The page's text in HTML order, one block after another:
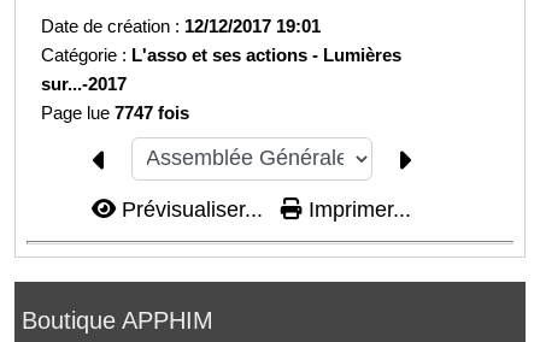
Boutique APPHIM
Date de création : 12/12/2017 19:01
Catégorie : L'asso et ses actions - Lumières
sur...-2017
Page lue7747 fois
Prévisualiser... Imprimer...